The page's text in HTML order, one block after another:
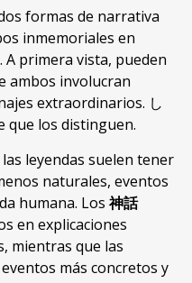
formas de narrativa
inmemoriales en
. A primera vista, pueden
ambos involucran
extraordinarios. し
que los distinguen.
leyendas suelen tener
naturales, eventos
humana. Los神話
en explicaciones
, mientras que las
más concretos y